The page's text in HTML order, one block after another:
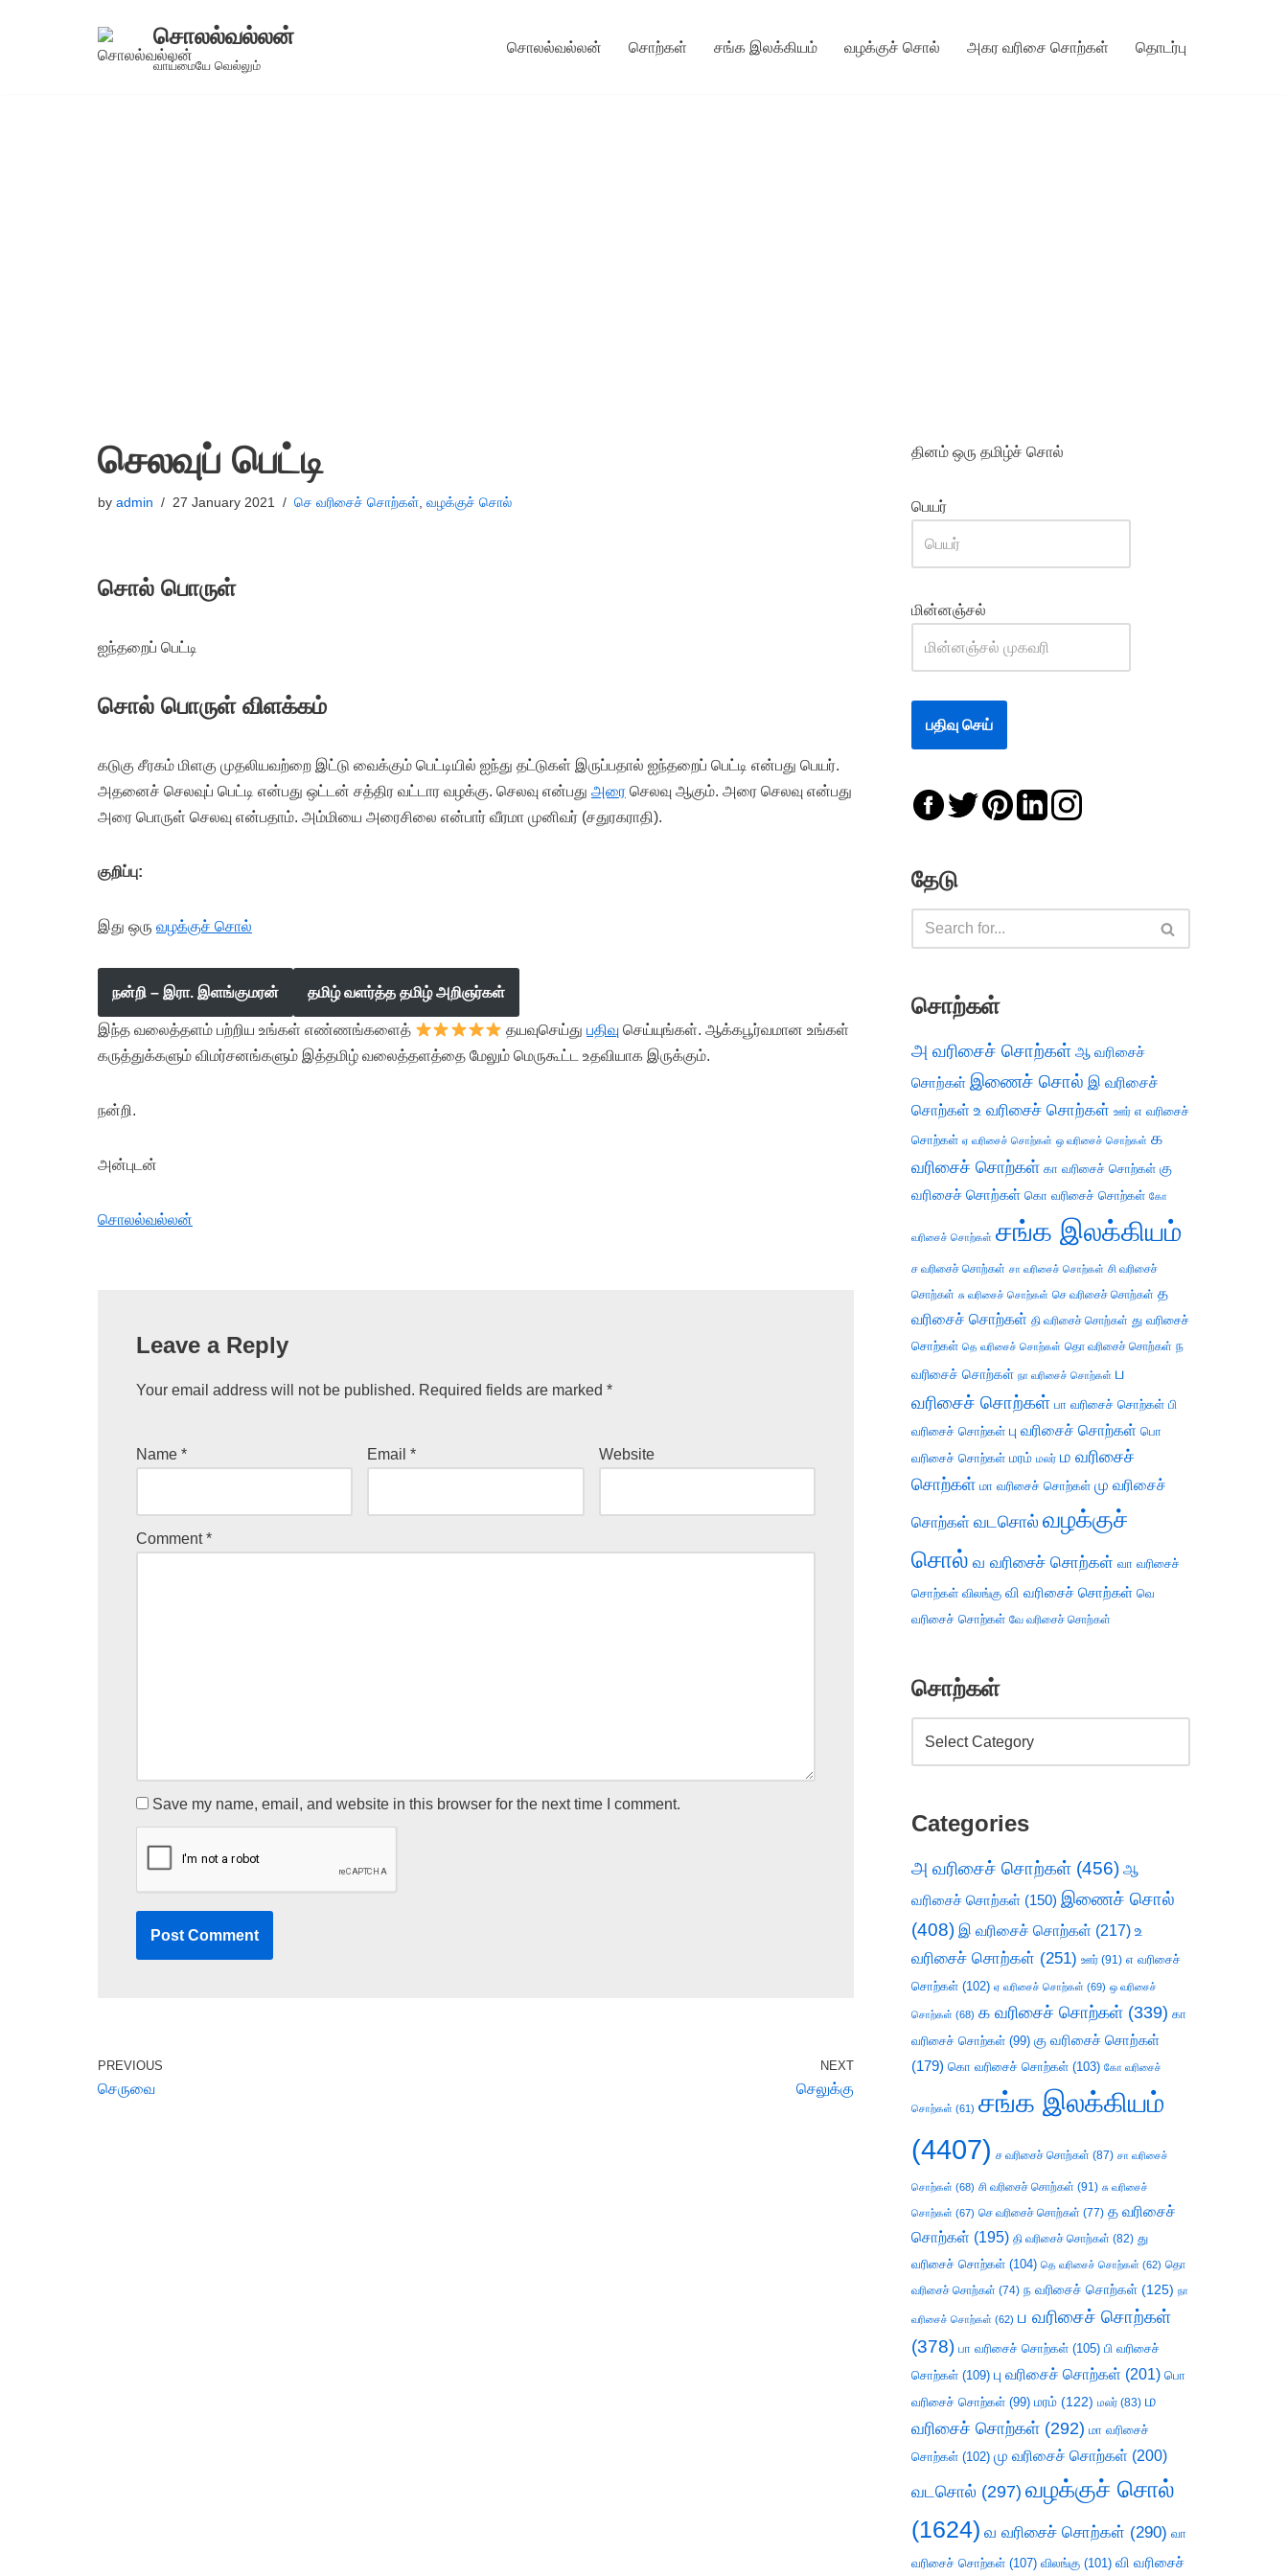
சொலல்வல்லன்
வாய்மையே வெல்லும்
சொலல்வல்லன் சொற்கள் சங்க இலக்கியம் வழக்குச் சொல் அகர வரிசை சொற்கள் தொடர்பு
செலவுப் பெட்டி
by admin 27 January 2021 செ வரிசைச் சொற்கள் வழக்குச் சொல்
சொல் பொருள்
ஐந்தறைப் பெட்டி
சொல் பொருள் விளக்கம்
கடுகு சீரகம் மிளகு முதலியவற்றை இட்டு வைக்கும் பெட்டியில் ஐந்து தட்டுகள் இருப்பதால் ஐந்தறைப் பெட்டி என்பது பெயர்.
அதனைச் செலவுப் பெட்டி என்பது ஒட்டன் சத்திர வட்டார வழக்கு. செலவு என்பது அரை செலவு ஆகும். அரை செலவு என்பது
அரை பொருள் செலவு என்பதாம். அம்மியை அரைசிலை என்பார் வீரமா முனிவர் (சதுரகராதி).
குறிப்பு:
இது ஒரு வழக்குச் சொல்
நன்றி – இரா. இளங்குமரன் தமிழ் வளர்த்த தமிழ் அறிஞர்கள்
இந்த வலைத்தளம் பற்றிய உங்கள் எண்ணங்களைத் தயவுசெய்துபதிவு செய்யுங்கள். ஆக்கபூர்வமான உங்கள்
கருத்துக்களும் விமர்சனங்களும் இத்தமிழ் வலைத்தளத்தை மேலும் மெருகூட்ட உதவியாக இருக்கும்.
நன்றி.
அன்புடன்
சொலல்வல்லன்
Leave a Reply
Your email address will not be published. Required fields are marked *
Name * Email* Website
Comment*
Save my name, email, and website in this browser for the next time I comment.
PREVIOUS
செருவை
NEXT
செலுக்கு
தினம் ஒரு தமிழ்ச் சொல்
பெயர்
மின்னஞ்சல்
தேடு
சொற்கள்
அ வரிசைச் சொற்கள் ஆ வரிசைச்
சொற்கள் இணைச் சொல் இ வரிசைச்
சொற்கள் உ வரிசைச் சொற்கள் ஊர் எ வரிசைச்
சொற்கள் ஏ வரிசைச் சொற்கள் ஒ வரிசைச் சொற்கள் க
வரிசைச் சொற்கள் கா வரிசைச் சொற்கள் கு
வரிசைச் சொற்கள் கொ வரிசைச் சொற்கள் கோ
வரிசைச் சொற்கள் சங்க இலக்கியம்
ச வரிசைச் சொற்கள் சா வரிசைச் சொற்கள் சி வரிசைச்
சொற்கள் சு வரிசைச் சொற்கள் செ வரிசைச் சொற்கள் த
வரிசைச் சொற்கள் தி வரிசைச் சொற்கள் து வரிசைச்
சொற்கள் தெ வரிசைச் சொற்கள் தொ வரிசைச் சொற்கள் ந
வரிசைச் சொற்கள் நா வரிசைச் சொற்கள் ப
வரிசைச் சொற்கள் பா வரிசைச் சொற்கள் பி
வரிசைச் சொற்கள் பு வரிசைச் சொற்கள் பொ
வரிசைச் சொற்கள் மரம் மலர் ம வரிசைச்
சொற்கள் மா வரிசைச் சொற்கள் மு வரிசைச்
சொற்கள் வடசொல் வழக்குச்
சொல் வ வரிசைச் சொற்கள் வா வரிசைச்
சொற்கள் விலங்கு வி வரிசைச் சொற்கள் வெ
வரிசைச் சொற்கள் வே வரிசைச் சொற்கள்
சொற்கள்
Categories
அ வரிசைச் சொற்கள் (456) ஆ
வரிசைச் சொற்கள் (150) இணைச் சொல்
(408) இ வரிசைச் சொற்கள் (217) உ
வரிசைச் சொற்கள் (251) ஊர் (91) எ வரிசைச்
சொற்கள் (102) ஏ வரிசைச் சொற்கள் (69) ஒ வரிசைச்
சொற்கள் (68) க வரிசைச் சொற்கள் (339) கா
வரிசைச் சொற்கள் (99) கு வரிசைச் சொற்கள்
(179) கொ வரிசைச் சொற்கள் (103) கோ வரிசைச்
சொற்கள் (61) சங்க இலக்கியம்
(4407) ச வரிசைச் சொற்கள் (87) சா வரிசைச்
சொற்கள் (68) சி வரிசைச் சொற்கள் (91) சு வரிசைச்
சொற்கள் (67) செ வரிசைச் சொற்கள் (77) த வரிசைச்
சொற்கள் (195) தி வரிசைச் சொற்கள் (82) து
வரிசைச் சொற்கள் (104) தெ வரிசைச் சொற்கள் (62) தொ
வரிசைச் சொற்கள் (74) ந வரிசைச் சொற்கள் (125) நா
வரிசைச் சொற்கள் (62) ப வரிசைச் சொற்கள்
(378) பா வரிசைச் சொற்கள் (105) பி வரிசைச்
சொற்கள் (109) பு வரிசைச் சொற்கள் (201) பொ
வரிசைச் சொற்கள் (99) மரம் (122) மலர் (83) ம
வரிசைச் சொற்கள் (292) மா வரிசைச்
சொற்கள் (102) மு வரிசைச் சொற்கள் (200)
வடசொல் (297) வழக்குச் சொல்
(1624) வ வரிசைச் சொற்கள் (290) வா
வரிசைச் சொற்கள் (107) விலங்கு (101) வி வரிசைச்